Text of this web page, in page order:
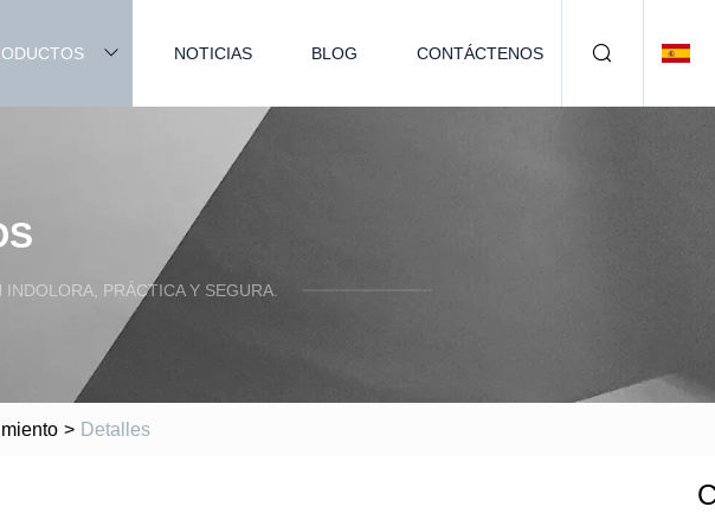
NOTICIAS BLOG CONTÁCTENOS
PRÁCTICA Y SEGURA.
> Detalles